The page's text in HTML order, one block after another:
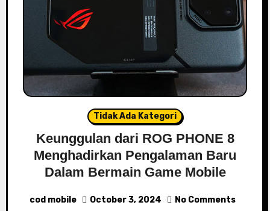
Tidak Ada Kategori
Keunggulan dari ROG PHONE 8
Menghadirkan Pengalaman Baru
Dalam Bermain Game Mobile
cod mobile October 3, 2024 No Comments